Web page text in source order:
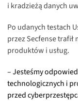
i kradzieżą danych
Po udanych testach
przez Secfense trafił
produktów i usług.
– Jesteśmy
technologicznych i
przed